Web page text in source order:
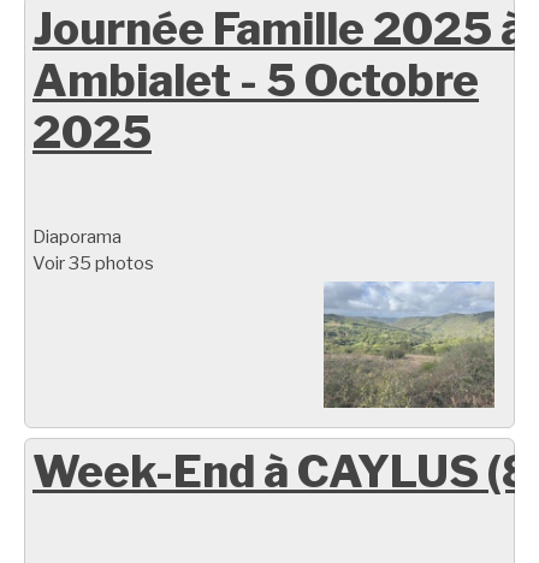
Journée Famille 2025 à
Ambialet - 5 Octobre
2025
Diaporama
Voir 35 photos
Week-End à CAYLUS